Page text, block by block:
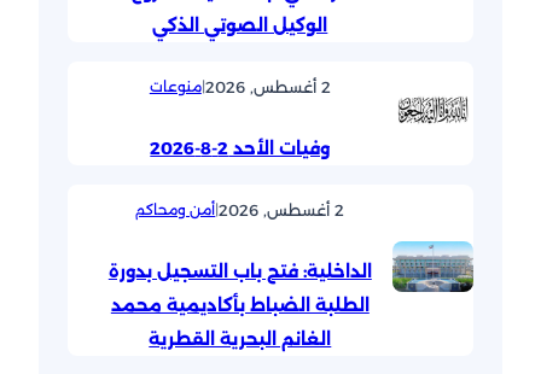
الوكيل الصوتي الذكي
2 أغسطس, 2026 |منوعات
وفيات الأحد 2-8-2026
2 أغسطس, 2026 |أمن ومحاكم
الداخلية: فتح باب التسجيل بدورة
الطلبة الضباط بأكاديمية محمد
الغانم البحرية القطرية